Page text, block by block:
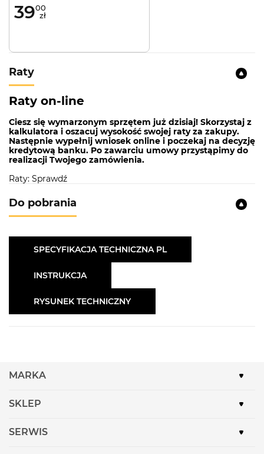
3900
zł
Raty
Raty on-line
Ciesz się wymarzonym sprzętem już dzisiaj! Skorzystaj z
kalkulatora i oszacuj wysokość swojej raty za zakupy.
Następnie wypełnij wniosek online i poczekaj na decyzję
kredytową banku. Po zawarciu umowy przystąpimy do
realizacji Twojego zamówienia.
Raty: Sprawdź
Do pobrania
SPECYFIKACJA TECHNICZNA PL
INSTRUKCJA
RYSUNEK TECHNICZNY
MARKA
SKLEP
SERWIS